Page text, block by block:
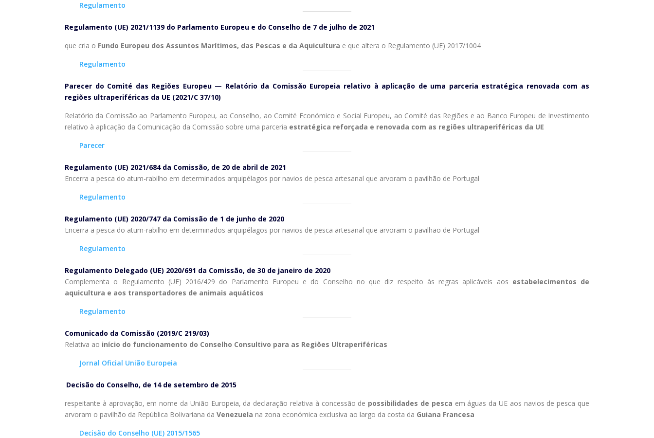
Regulamento
Regulamento (UE) 2021/1139 do Parlamento Europeu e do Conselho de 7 de julho de 2021
que cria o Fundo Europeu dos Assuntos Marítimos, das Pescas e da Aquicultura e que altera o Regulamento (UE) 2017/1004
Regulamento
Parecer do Comité das Regiões Europeu — Relatório da Comissão Europeia relativo à aplicação de uma parceria estratégica renovada com as
regiões ultraperiféricas da UE (2021/C 37/10)
Relatório da Comissão ao Parlamento Europeu, ao Conselho, ao Comité Económico e Social Europeu, ao Comité das Regiões e ao Banco Europeu de Investimento
relativo à aplicação da Comunicação da Comissão sobre uma parceria estratégica reforçada e renovada com as regiões ultraperiféricas da UE
Parecer
Regulamento (UE) 2021/684 da Comissão, de 20 de abril de 2021
Encerra a pesca do atum-rabilho em determinados arquipélagos por navios de pesca artesanal que arvoram o pavilhão de Portugal
Regulamento
Regulamento (UE) 2020/747 da Comissão de 1 de junho de 2020
Encerra a pesca do atum-rabilho em determinados arquipélagos por navios de pesca artesanal que arvoram o pavilhão de Portugal
Regulamento
Regulamento Delegado (UE) 2020/691 da Comissão, de 30 de janeiro de 2020
Complementa o Regulamento (UE) 2016/429 do Parlamento Europeu e do Conselho no que diz respeito às regras aplicáveis aos estabelecimentos de
aquicultura e aos transportadores de animais aquáticos
Regulamento
Comunicado da Comissão (2019/C 219/03)
Relativa ao início do funcionamento do Conselho Consultivo para as Regiões Ultraperiféricas
Jornal Oficial União Europeia
Decisão do Conselho, de 14 de setembro de 2015
respeitante à aprovação, em nome da União Europeia, da declaração relativa à concessão de possibilidades de pesca em águas da UE aos navios de pesca que
arvoram o pavilhão da República Bolivariana da Venezuela na zona económica exclusiva ao largo da costa da Guiana Francesa
Decisão do Conselho (UE) 2015/1565